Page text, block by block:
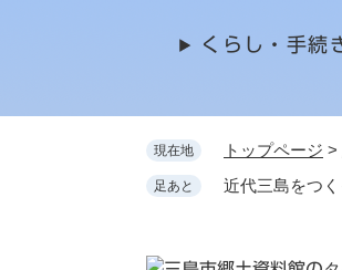
くらし・手続
現在地 トップページ >
足あと 近代三島をつく